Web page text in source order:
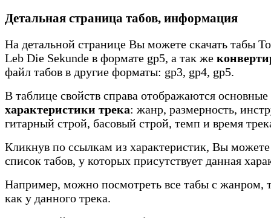
Детальная страница табов, информация
На детальной странице Вы можете скачать табы
Leb Die Sekunde в формате gp5, а так же
файл табов в другие форматы: gp3, gp4, gp5.
В таблице свойств справа отображаются основные
характеристики трека: жанр, размерность,
гитарный строй, басовый строй, темп и время
Кликнув по ссылкам из характеристик, Вы
список табов, у которых присутствует данная
Например, можно посмотреть все табы с жанром,
как у данного трека.